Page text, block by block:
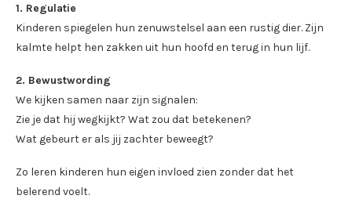
1. Regulatie
Kinderen spiegelen hun zenuwstelsel aan een rustig dier. Zijn
kalmte helpt hen zakken uit hun hoofd en terug in hun lijf.
2. Bewustwording
We kijken samen naar zijn signalen:
Zie je dat hij wegkijkt? Wat zou dat betekenen?
Wat gebeurt er als jij zachter beweegt?
Zo leren kinderen hun eigen invloed zien zonder dat het
belerend voelt.